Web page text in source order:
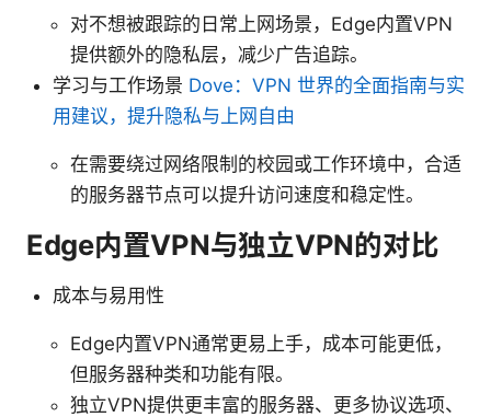
对不想被跟踪的日常上网场景，Edge内置VPN
提供额外的隐私层，减少广告追踪。
学习与工作场景 Dove：VPN 世界的全面指南与实
用建议，提升隐私与上网自由
在需要绕过网络限制的校园或工作环境中，合适
的服务器节点可以提升访问速度和稳定性。
Edge内置VPN与独立VPN的对比
成本与易用性
Edge内置VPN通常更易上手，成本可能更低，
但服务器种类和功能有限。
独立VPN提供更丰富的服务器、更多协议选项、